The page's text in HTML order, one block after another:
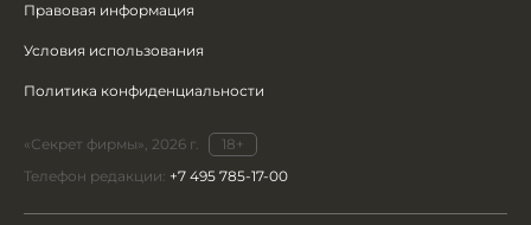
Правовая информация
Условия использования
Политика конфиденциальности
«Секрет фирмы», 2026 г.
18+
Телефон редакции: +7 495 785-17-00